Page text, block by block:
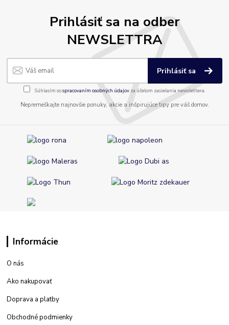
Prihlásiť sa na odber
NEWSLETTRA
Prihlásiť sa
Súhlasím sospracovaním osobných údajov za účelom zasielania newslettera.
Nepremeškajte najnovšie ponuky, akcie a inšpirujúce tipy pre váš domov.
Informácie
O nás
Ako nakupovať
Doprava a platby
Obchodné podmienky